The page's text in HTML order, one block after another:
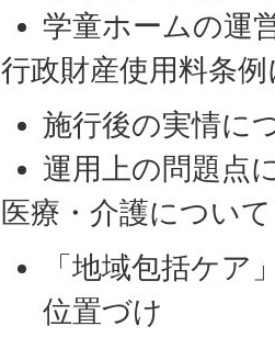
学童ホームの運
行政財産使用料条
施行後の実情に
運用上の問題点
医療・介護について
「地域包括ケア
位置づけ